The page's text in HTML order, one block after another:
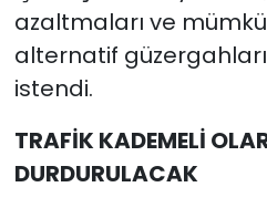
azaltmaları ve
alternatif
istendi.
TRAFİK KADEMELİ
DURDURULACAK